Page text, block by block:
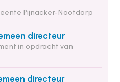
Pijnacker-Nootdorp
directeur
in opdracht van
directeur